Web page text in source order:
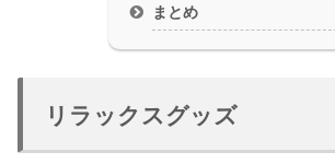
まとめ
リラックスグッズ